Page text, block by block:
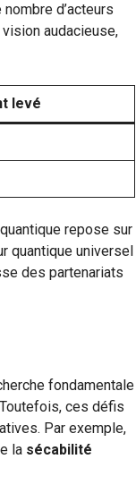
d’acteurs
audacieuse,
levé
repose sur
quantique universel
des partenariats
fondamentale
ces défis
Par exemple,
la sécabilité